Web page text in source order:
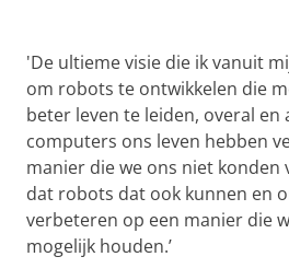
'De ultieme visie die ik vanuit
om robots te ontwikkelen die
beter leven te leiden, overal en
computers ons leven hebben
manier die we ons niet konden
dat robots dat ook kunnen en
verbeteren op een manier die
mogelijk houden.’